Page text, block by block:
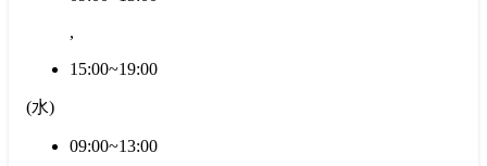
,
15:00~19:00
(水)
09:00~13:00